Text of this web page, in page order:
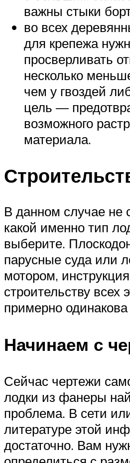
важны стыки
во всех
для крепежа
просверливать
несколько
чем у гвоздей
цель —
возможного
материала.
В данном случае не
какой именно тип
выберите.
парусные суда или
мотором,
строительству всех
примерно одинакова
Начинаем с
Сейчас чертежи
лодки из фанеры
проблема. В сети
литературе этой
достаточно. Вам